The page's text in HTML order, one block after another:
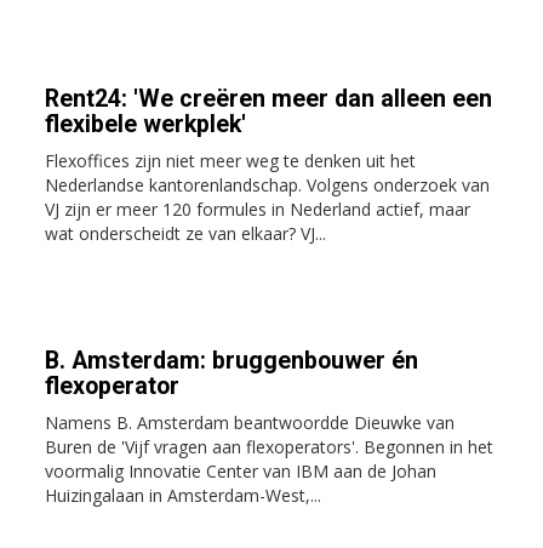
Rent24: 'We creëren meer dan alleen een
flexibele werkplek'
Flexoffices zijn niet meer weg te denken uit het
Nederlandse kantorenlandschap. Volgens onderzoek van
VJ zijn er meer 120 formules in Nederland actief, maar
wat onderscheidt ze van elkaar? VJ...
B. Amsterdam: bruggenbouwer én
flexoperator
Namens B. Amsterdam beantwoordde Dieuwke van
Buren de 'Vijf vragen aan flexoperators'. Begonnen in het
voormalig Innovatie Center van IBM aan de Johan
Huizingalaan in Amsterdam-West,...